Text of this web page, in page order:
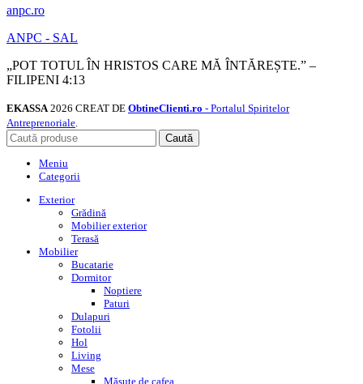
anpc.ro
ANPC - SAL
„POT TOTUL ÎN HRISTOS CARE MĂ ÎNTĂREȘTE.” –
FILIPENI 4:13
EKASSA 2026 CREAT DE ObtineClienti.ro - Portalul Spiritelor
Antreprenoriale
Caută
Meniu
Categorii
Exterior
Grădină
Mobilier exterior
Terasă
Mobilier
Bucatarie
Dormitor
Noptiere
Paturi
Dulapuri
Fotolii
Hol
Living
Mese
Măsuțe de cafea